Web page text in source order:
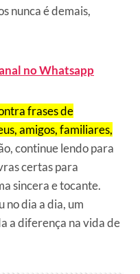
nunca é demais,
no Whatsapp
frases de
amigos, familiares,
continue lendo para
certas para
sincera e tocante.
no dia a dia, um
a diferença na vida de